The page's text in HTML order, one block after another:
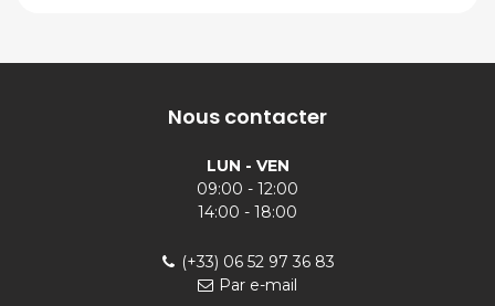
Nous contacter
LUN - VEN
09:00 - 12:00
14:00 - 18:00
(+33) 06 52 97 36 83
Par e-mail